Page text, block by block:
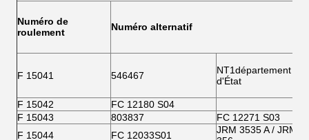
Numéro de
roulement
Numéro alternatif
F 15041 546467
NT1département
d'État
F 15042
FC 12180 S04
F 15043
803837
FC 12271 S03
F 15044
FC 12033S01
JRM 3535 A / JRM